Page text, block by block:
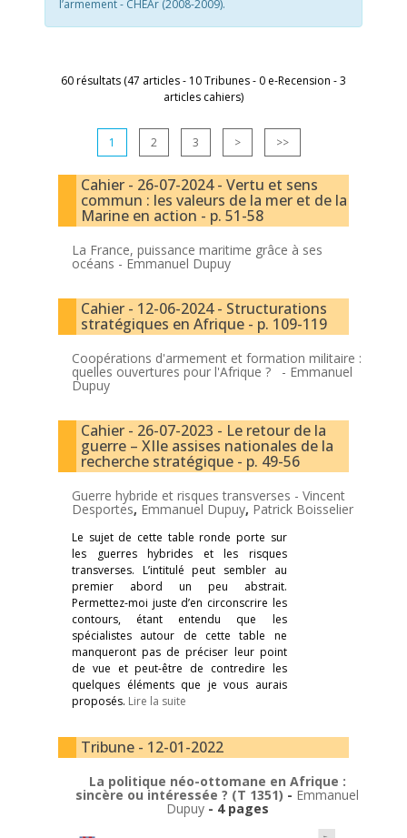
l’armement - CHEAr (2008-2009).
60 résultats (47 articles - 10 Tribunes - 0 e-Recension - 3
articles cahiers)
1 2 3 > >>
Cahier - 26-07-2024 - Vertu et sens
commun : les valeurs de la mer et de la
Marine en action - p. 51-58
La France, puissance maritime grâce à ses
océans - Emmanuel Dupuy
Cahier - 12-06-2024 - Structurations
stratégiques en Afrique - p. 109-119
Coopérations d'armement et formation militaire :
quelles ouvertures pour l'Afrique ? - Emmanuel
Dupuy
Cahier - 26-07-2023 - Le retour de la
guerre – XIIe assises nationales de la
recherche stratégique - p. 49-56
Guerre hybride et risques transverses - Vincent
Desportes, Emmanuel Dupuy, Patrick Boisselier
Le sujet de cette table ronde porte sur
les guerres hybrides et les risques
transverses. L’intitulé peut sembler au
premier abord un peu abstrait.
Permettez-moi juste d’en circonscrire les
contours, étant entendu que les
spécialistes autour de cette table ne
manqueront pas de préciser leur point
de vue et peut-être de contredire les
quelques éléments que je vous aurais
proposés. Lire la suite
Tribune - 12-01-2022
La politique néo-ottomane en Afrique :
sincère ou intéressée ? (T 1351) - Emmanuel
Dupuy- 4 pages